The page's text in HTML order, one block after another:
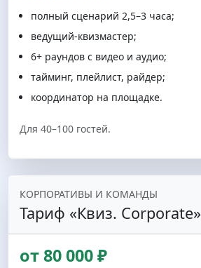
полный сценарий 2,5–3 часа;
ведущий-квизмастер;
6+ раундов с видео и аудио;
тайминг, плейлист, райдер;
координатор на площадке.
Для 40–100 гостей.
КОРПОРАТИВЫ И КОМАНДЫ
Тариф «Квиз. Corporate»
от 80 000 ₽